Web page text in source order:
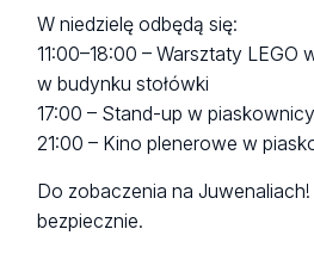
W niedzielę odbędą się:
11:00–18:00 – Warsztaty LEGO
w budynku stołówki
17:00 – Stand-up w piaskownicy
21:00 – Kino plenerowe w
Do zobaczenia na Juwenaliach!
bezpiecznie.